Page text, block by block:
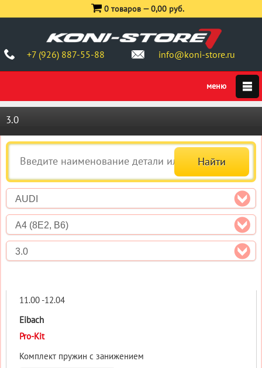
+7 (926) 887-55-88 info@koni-store.ru
0 товаров —0,00 руб.
3.0
AUDI
A4 (8E2, B6)
3.0
11.00 -12.04
Eibach
Pro-Kit
Комплект пружин с занижением